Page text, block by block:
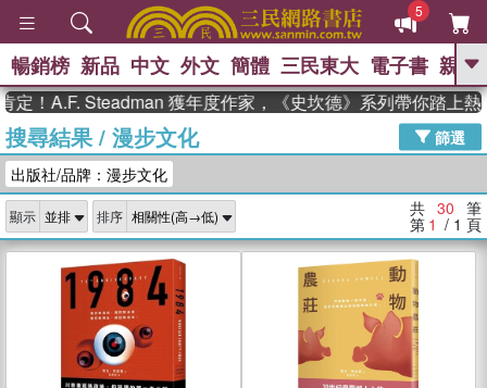
5
GO
高希均教授回憶錄
、 The Odyssey 、 父親節 、 如果歷
獎 臺灣漫遊錄 、 方念華 、 台灣的李
登輝時代
數學女孩：黎曼猜想 、
偉大的迷走神經
暢銷榜 新品 中文 外文 簡體 三民東大 電子書 親子
Steadman 獲年度作家，《史坎德》系列帶你踏上熱血奇
搜尋結果/ 漫步文化
篩選
出版社/品牌：漫步文化
顯示 排序 共 30 筆
第 1 / 1 頁